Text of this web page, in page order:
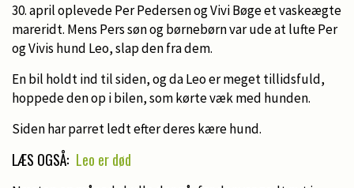
30. april oplevede Per Pedersen og Vivi Bøge et vaskeægte
mareridt. Mens Pers søn og børnebørn var ude at lufte Per
og Vivis hund Leo, slap den fra dem.
En bil holdt ind til siden, og da Leo er meget tillidsfuld,
hoppede den op i bilen, som kørte væk med hunden.
Siden har parret ledt efter deres kære hund.
LÆS OGSÅ: Leo er død